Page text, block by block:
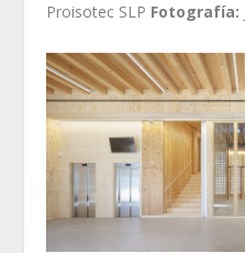
Proisotec SLP Fotografía: